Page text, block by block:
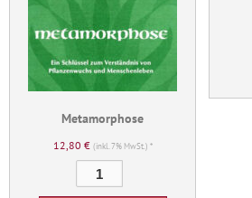
Metamorphose
12,80 € (inkl. 7% MwSt.) *
Menge